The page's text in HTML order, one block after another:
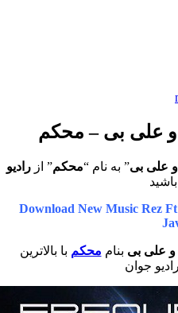
بی – محکم
” به نام “محکم” ازرادیو
Download New
بنام محکمبا بالاترین